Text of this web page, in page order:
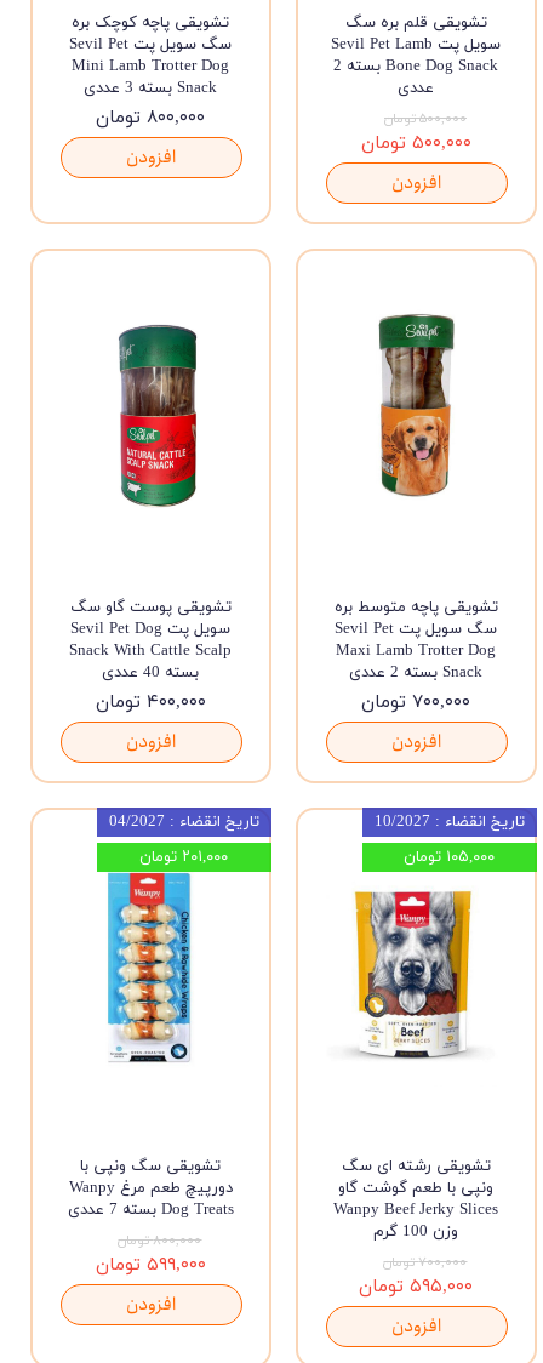
تشویقی قلم بره سگ
سویل پت Sevil Pet Lamb
Bone Dog Snack بسته 2
عددی
۵۰۰,۰۰۰ تومان
۵۰۰,۰۰۰ تومان
افزودن
تشویقی پاچه کوچک بره
سگ سویل پت Sevil Pet
Mini Lamb Trotter Dog
Snack بسته 3 عددی
۸۰۰,۰۰۰ تومان
افزودن
تشویقی پاچه متوسط بره
سگ سویل پت Sevil Pet
Maxi Lamb Trotter Dog
Snack بسته 2 عددی
۷۰۰,۰۰۰ تومان
افزودن
تشویقی پوست گاو سگ
سویل پت Sevil Pet Dog
Snack With Cattle Scalp
بسته 40 عددی
۴۰۰,۰۰۰ تومان
افزودن
تشویقی رشته ای سگ
ونپی با طعم گوشت گاو
Wanpy Beef Jerky Slices
وزن 100 گرم
۷۰۰,۰۰۰ تومان
۵۹۵,۰۰۰ تومان
افزودن
تاریخ انقضاء : 10/2027
۱۰۵,۰۰۰ تومان
تشویقی سگ ونپی با
دورپیچ طعم مرغ Wanpy
Dog Treats بسته 7 عددی
۸۰۰,۰۰۰ تومان
۵۹۹,۰۰۰ تومان
افزودن
تاریخ انقضاء : 04/2027
۲۰۱,۰۰۰ تومان